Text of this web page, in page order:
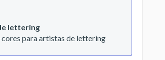
lettering
cores para artistas de lettering